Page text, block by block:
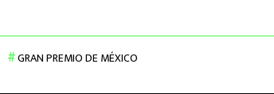
GRAN PREMIO DE MÉXICO